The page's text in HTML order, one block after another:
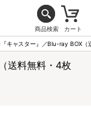
商品検索 カート
『キャスター』／Blu-ray BOX（
送料無料・4枚